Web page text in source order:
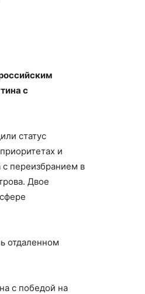
с
статус
и
переизбранием в
Двое
отдаленном
с победой на